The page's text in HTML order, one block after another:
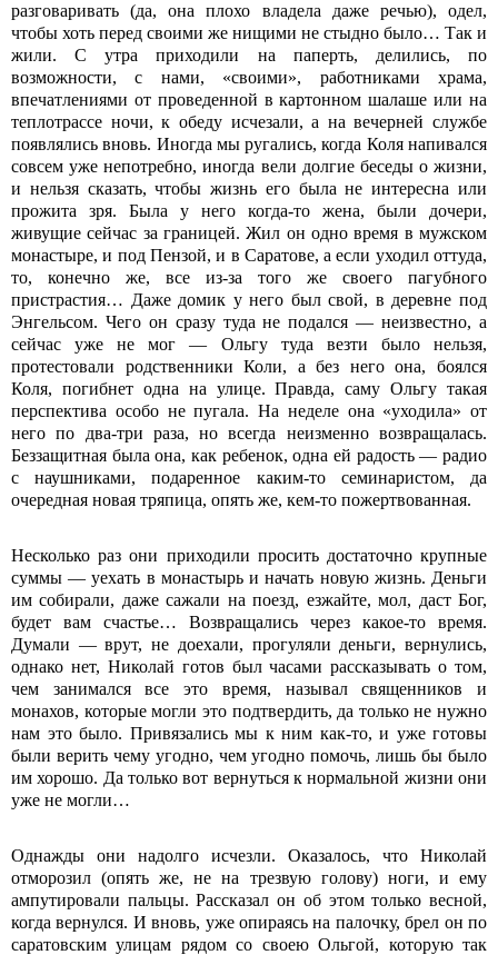
разговаривать (да, она плохо владела даже речью), одел,
чтобы хоть перед своими же нищими не стыдно было… Так и
жили. С утра приходили на паперть, делились, по
возможности, с нами, «своими», работниками храма,
впечатлениями от проведенной в картонном шалаше или на
теплотрассе ночи, к обеду исчезали, а на вечерней службе
появлялись вновь. Иногда мы ругались, когда Коля напивался
совсем уже непотребно, иногда вели долгие беседы о жизни,
и нельзя сказать, чтобы жизнь его была не интересна или
прожита зря. Была у него когда-то жена, были дочери,
живущие сейчас за границей. Жил он одно время в мужском
монастыре, и под Пензой, и в Саратове, а если уходил оттуда,
то, конечно же, все из-за того же своего пагубного
пристрастия… Даже домик у него был свой, в деревне под
Энгельсом. Чего он сразу туда не подался — неизвестно, а
сейчас уже не мог — Ольгу туда везти было нельзя,
протестовали родственники Коли, а без него она, боялся
Коля, погибнет одна на улице. Правда, саму Ольгу такая
перспектива особо не пугала. На неделе она «уходила» от
него по два-три раза, но всегда неизменно возвращалась.
Беззащитная была она, как ребенок, одна ей радость — радио
с наушниками, подаренное каким-то семинаристом, да
очередная новая тряпица, опять же, кем-то пожертвованная.
Несколько раз они приходили просить достаточно крупные
суммы — уехать в монастырь и начать новую жизнь. Деньги
им собирали, даже сажали на поезд, езжайте, мол, даст Бог,
будет вам счастье… Возвращались через какое-то время.
Думали — врут, не доехали, прогуляли деньги, вернулись,
однако нет, Николай готов был часами рассказывать о том,
чем занимался все это время, называл священников и
монахов, которые могли это подтвердить, да только не нужно
нам это было. Привязались мы к ним как-то, и уже готовы
были верить чему угодно, чем угодно помочь, лишь бы было
им хорошо. Да только вот вернуться к нормальной жизни они
уже не могли…
Однажды они надолго исчезли. Оказалось, что Николай
отморозил (опять же, не на трезвую голову) ноги, и ему
ампутировали пальцы. Рассказал он об этом только весной,
когда вернулся. И вновь, уже опираясь на палочку, брел он по
саратовским улицам рядом со своею Ольгой, которую так